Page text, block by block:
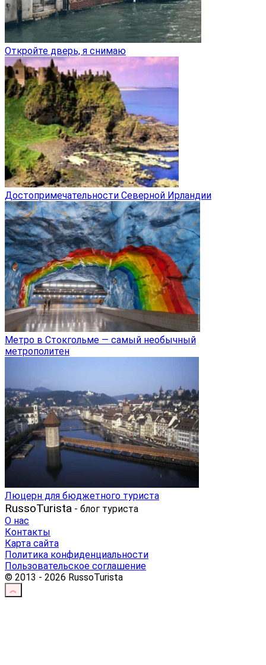
Откройте дверь, я снимаю
Достопримечательности Северной Ирландии
Метро в Стокгольме — самый необычный
метрополитен
Люцерн для бюджетного туриста
RussoTurista - блог туриста
О нас
Контакты
Карта сайта
Политика конфиденциальности
Пользовательское соглашение
© 2013 - 2026 RussoTurista